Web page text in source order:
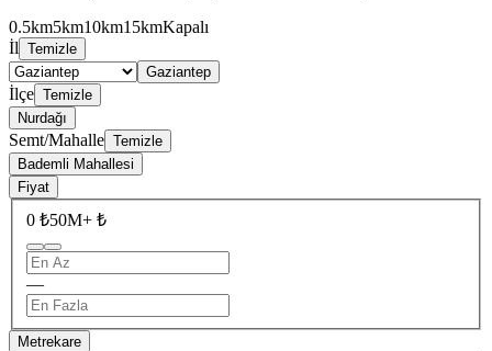
0.5km5km10km15kmKapalı
İl Temizle
Gaziantep
İlçe Temizle
Nurdağı
Semt/Mahalle Temizle
Bademli Mahallesi
Fiyat
0 ₺50M+ ₺
—
Metrekare